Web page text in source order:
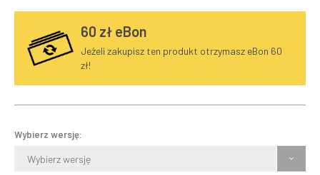
60 zł eBon
Jeżeli zakupisz ten produkt otrzymasz eBon 60
zł!
Wybierz wersję:
Wybierz wersję